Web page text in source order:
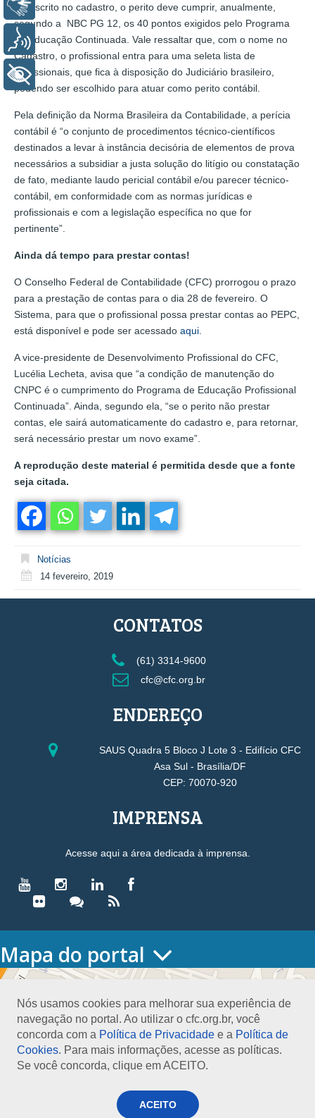
Já inscrito no cadastro, o perito deve cumprir, anualmente,
segundo a NBC PG 12, os 40 pontos exigidos pelo Programa
de Educação Continuada. Vale ressaltar que, com o nome no
Cadastro, o profissional entra para uma seleta lista de
profissionais, que fica à disposição do Judiciário brasileiro,
podendo ser escolhido para atuar como perito contábil.
Pela definição da Norma Brasileira da Contabilidade, a perícia
contábil é “o conjunto de procedimentos técnico-científicos
destinados a levar à instância decisória de elementos de prova
necessários a subsidiar a justa solução do litígio ou constatação
de fato, mediante laudo pericial contábil e/ou parecer técnico-
contábil, em conformidade com as normas jurídicas e
profissionais e com a legislação específica no que for
pertinente”.
Ainda dá tempo para prestar contas!
O Conselho Federal de Contabilidade (CFC) prorrogou o prazo
para a prestação de contas para o dia 28 de fevereiro. O
Sistema, para que o profissional possa prestar contas ao PEPC,
está disponível e pode ser acessado aqui.
A vice-presidente de Desenvolvimento Profissional do CFC,
Lucélia Lecheta, avisa que “a condição de manutenção do
CNPC é o cumprimento do Programa de Educação Profissional
Continuada”. Ainda, segundo ela, “se o perito não prestar
contas, ele sairá automaticamente do cadastro e, para retornar,
será necessário prestar um novo exame”.
A reprodução deste material é permitida desde que a fonte
seja citada.
Notícias
14 fevereiro, 2019
Nós usamos cookies para melhorar sua experiência de
navegação no portal. Ao utilizar o cfc.org.br, você
concorda com a Política de Privacidade e a Política de
Cookies. Para mais informações, acesse as políticas.
Se você concorda, clique em ACEITO.
ACEITO
CONTATOS
(61) 3314-9600
cfc@cfc.org.br
ENDEREÇO
SAUS Quadra 5 Bloco J Lote 3 - Edifício CFC
Asa Sul - Brasília/DF
CEP: 70070-920
IMPRENSA
Acesse aqui a área dedicada à imprensa.
Mapa do portal
HOME
Conselho Diretor
Nossa Sede
Planejamento
Organograma
Medalha João Lyra
Libras
Voz
+ Acessibilidade